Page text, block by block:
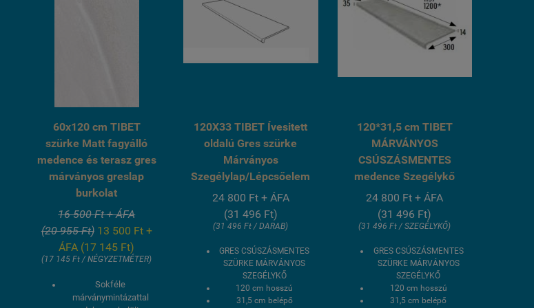
60x120 cm TIBET
szürke Matt fagyálló
medence és terasz gres
márványos greslap
burkolat
16 500 Ft + ÁFA
(20 955 Ft) 13 500 Ft +
ÁFA (17 145 Ft)
(17 145 Ft / NÉGYZETMÉTER)
Sokféle
márványmintázattal
120X33 TIBET Ívesitett
oldalú Gres szürke
Márványos
Szegélylap/Lépcsőelem
24 800 Ft + ÁFA
(31 496 Ft)
(31 496 Ft / DARAB)
GRES CSÚSZÁSMENTES
SZÜRKE MÁRVÁNYOS
SZEGÉLYKŐ
120 cm hosszú
31,5 cm belépő
120*31,5 cm TIBET
MÁRVÁNYOS
CSÚSZÁSMENTES
medence Szegélykő
24 800 Ft + ÁFA
(31 496 Ft)
(31 496 Ft / SZEGÉLYKŐ)
GRES CSÚSZÁSMENTES
SZÜRKE MÁRVÁNYOS
SZEGÉLYKŐ
120 cm hosszú
31,5 cm belépő